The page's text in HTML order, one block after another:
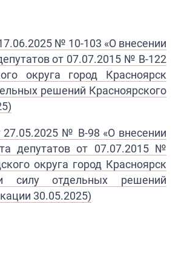
№ 10-103 «О внесении
от 07.07.2015 № В-122
округа город Красноярск
решений Красноярского
27.05.2025 № В-98 «О внесении
депутатов от 07.07.2015 №
округа город Красноярск
силуотдельных решений
30.05.2025)